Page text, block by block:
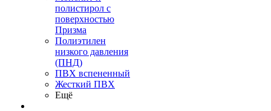
полистирол с
поверхностью
Призма
Полиэтилен
низкого давления
(ПНД)
ПВХ вспененный
Жесткий ПВХ
Ещё